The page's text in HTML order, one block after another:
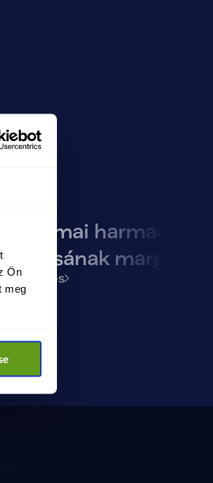
Ön
meg
Orbán mai
margójára